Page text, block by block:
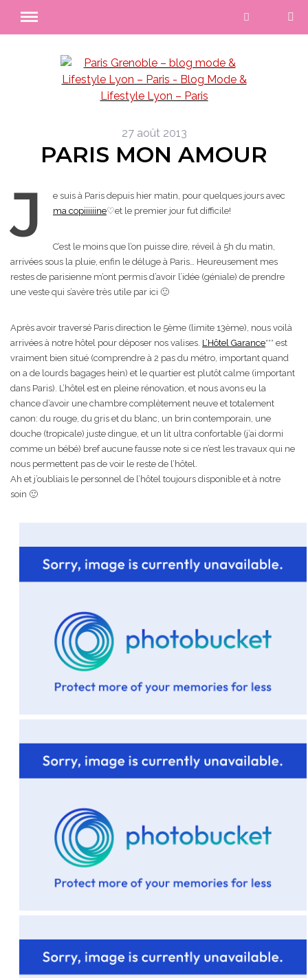
27 août 2013
PARIS MON AMOUR
J
e suis à Paris depuis hier matin, pour quelques jours avec
ma copiiiiiine♡et le premier jour fut difficile!
C’est le moins que l’on puisse dire, réveil à 5h du matin,
arrivées sous la pluie, enfin le déluge à Paris… Heureusement mes
restes de parisienne m’ont permis d’avoir l’idée (géniale) de prendre
une veste qui s’avère très utile par ici 🙂
Après avoir traversé Paris direction le 5ème (limite 13ème), nous voilà
arrivées à notre hôtel pour déposer nos valises. L’Hôtel Garance*** est
vraiment bien situé (comprendre à 2 pas du métro, important quand
on a de lourds bagages hein) et le quartier est plutôt calme (important
dans Paris). L’hôtel est en pleine rénovation, et nous avons eu la
chance d’avoir une chambre complètement neuve et totalement
canon: du rouge, du gris et du blanc, un brin contemporain, une
douche (tropicale) juste dingue, et un lit ultra confortable (j’ai dormi
comme un bébé) bref aucune fausse note si ce n’est les travaux qui ne
nous permettent pas de voir le reste de l’hôtel.
Ah et j’oubliais le personnel de l’hôtel toujours disponible et à notre
soin 🙂